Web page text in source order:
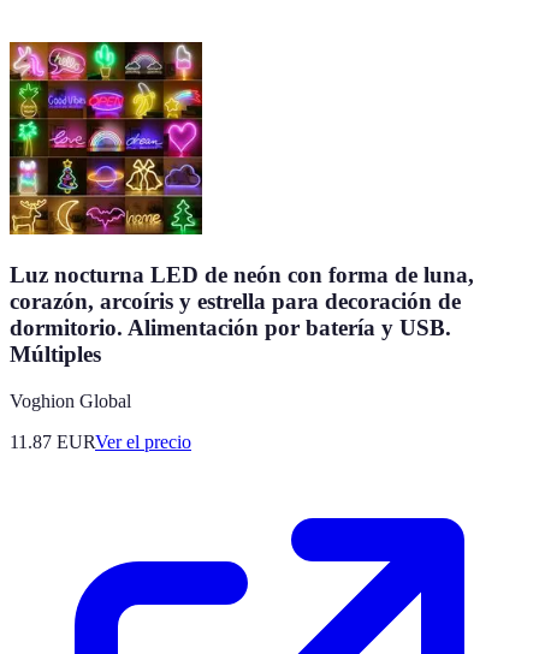
Luz nocturna LED de neón con forma de luna,
corazón, arcoíris y estrella para decoración de
dormitorio. Alimentación por batería y USB.
Múltiples
Voghion Global
11.87 EURVer el precio